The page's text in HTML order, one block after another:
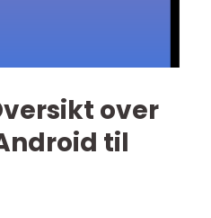
over
til